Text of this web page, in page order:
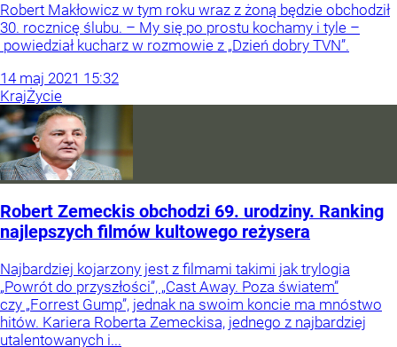
Robert Makłowicz w tym roku wraz z żoną będzie obchodził
30. rocznicę ślubu. – My się po prostu kochamy i tyle –
powiedział kucharz w rozmowie z „Dzień dobry TVN”.
14 maj 2021 15:32
KrajŻycie
Robert Zemeckis obchodzi 69. urodziny. Ranking
najlepszych filmów kultowego reżysera
Najbardziej kojarzony jest z filmami takimi jak trylogia
„Powrót do przyszłości”, „Cast Away. Poza światem”
czy „Forrest Gump”, jednak na swoim koncie ma mnóstwo
hitów. Kariera Roberta Zemeckisa, jednego z najbardziej
utalentowanych i...